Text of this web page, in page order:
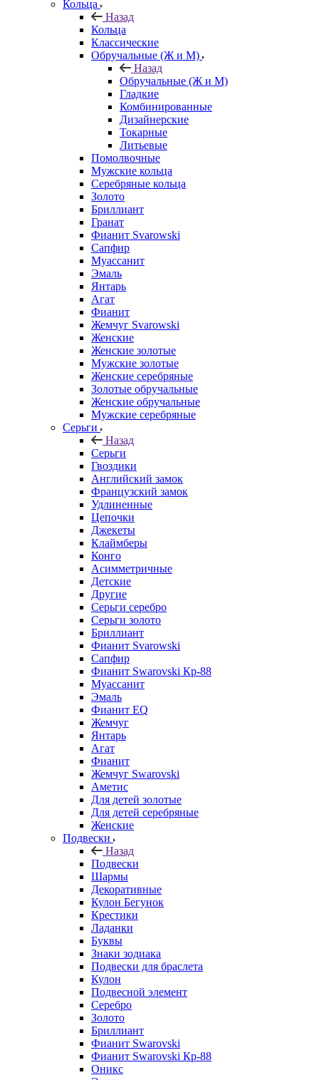
Кольца
Назад
Кольца
Классические
Обручальные (Ж и М)
Назад
Обручальные (Ж и М)
Гладкие
Комбинированные
Дизайнерские
Токарные
Литьевые
Помолвочные
Мужские кольца
Серебряные кольца
Золото
Бриллиант
Гранат
Фианит Svarowski
Сапфир
Муассанит
Эмаль
Янтарь
Агат
Фианит
Жемчуг Svarowski
Женские
Женские золотые
Мужские золотые
Женские серебряные
Золотые обручальные
Женские обручальные
Мужские серебряные
Серьги
Назад
Серьги
Гвоздики
Английский замок
Французский замок
Удлиненные
Цепочки
Джекеты
Клаймберы
Конго
Асимметричные
Детские
Другие
Серьги серебро
Серьги золото
Бриллиант
Фианит Svarowski
Сапфир
Фианит Swarovski Кр-88
Муассанит
Эмаль
Фианит EQ
Жемчуг
Янтарь
Агат
Фианит
Жемчуг Swarovski
Аметис
Для детей золотые
Для детей серебряные
Женские
Подвески
Назад
Подвески
Шармы
Декоративные
Кулон Бегунок
Крестики
Ладанки
Буквы
Знаки зодиака
Подвески для браслета
Кулон
Подвесной элемент
Серебро
Золото
Бриллиант
Фианит Swarovski
Фианит Swarovski Кр-88
Оникс